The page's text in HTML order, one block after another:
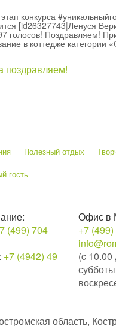
конкурса
[id26327743|Ленуся
голосов! Поздравляем!
в коттедже категории
Полезный отдых
гость
(499) 704
+7 (4942) 49
Офис в
+7
(c
область,